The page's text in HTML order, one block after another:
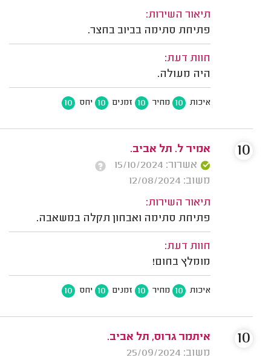
תיאור השירות:
פתיחת סתימה בביוב בחצר.
חוות דעת:
היה מעולה.
איכות 10 מחיר 10 זמנים 10 יחס 10
אמיר ל. תל אביב.
אשרור: 15/10/2024
משוב: 12/08/2024
תיאור השירות:
פתיחת סתימה ואבחון תקלה במשאבה.
חוות דעת:
מומלץ בחום!
איכות 10 מחיר 10 זמנים 10 יחס 10
10
איתמר גרוס, תל אביב.
משוב: 25/09/2024
10